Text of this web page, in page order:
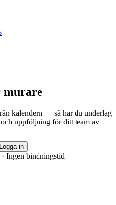
murare
kalendern — så har du underlag
uppföljning för ditt team av
Logga in
Ingen bindningstid